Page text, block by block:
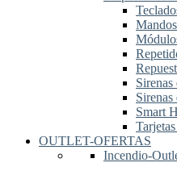
Smart
OUTLET-OFERTAS
Incendio-